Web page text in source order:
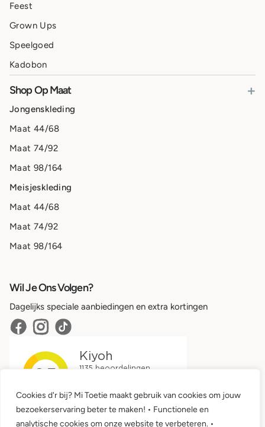
Cookies d'r bij? Mi Toetie maakt gebruik van cookies om jouw
bezoekerservaring beter te maken! • Functionele en
analytische cookies om onze website te verbeteren. •
Feest
Grown Ups
Speelgoed
Kadobon
Shop Op Maat +
Jongenskleding
Maat 44/68
Maat 74/92
Maat 98/164
Meisjeskleding
Maat 44/68
Maat 74/92
Maat 98/164
Wil Je Ons Volgen?
Dagelijks speciale aanbiedingen en extra kortingen